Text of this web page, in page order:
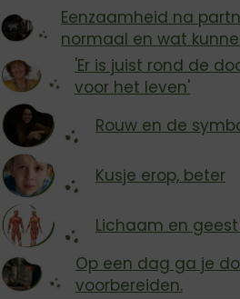
Eenzaamheid na
normaal en wat
'Er is juist rond de
voor het leven'
Rouw en de
Kusje erop, beter
Lichaam en
Op een dag ga je
voorbereiden.